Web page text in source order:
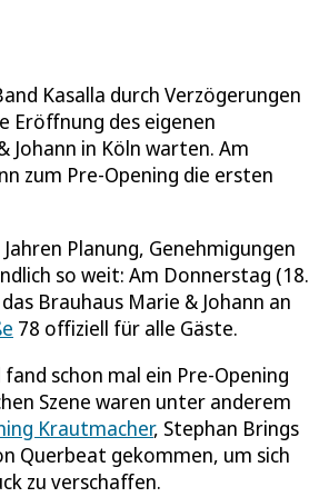
Kasalla durch Verzögerungen
Eröffnung des eigenen
Johann in Köln warten. Am
zum Pre-Opening die ersten
Planung, Genehmigungen
so weit: Am Donnerstag (18.
Brauhaus Marie & Johann an
78 offiziell für alle Gäste.
schon mal ein Pre-Opening
Szene waren unter anderem
Krautmacher, Stephan Brings
Querbeat gekommen, um sich
zu verschaffen.